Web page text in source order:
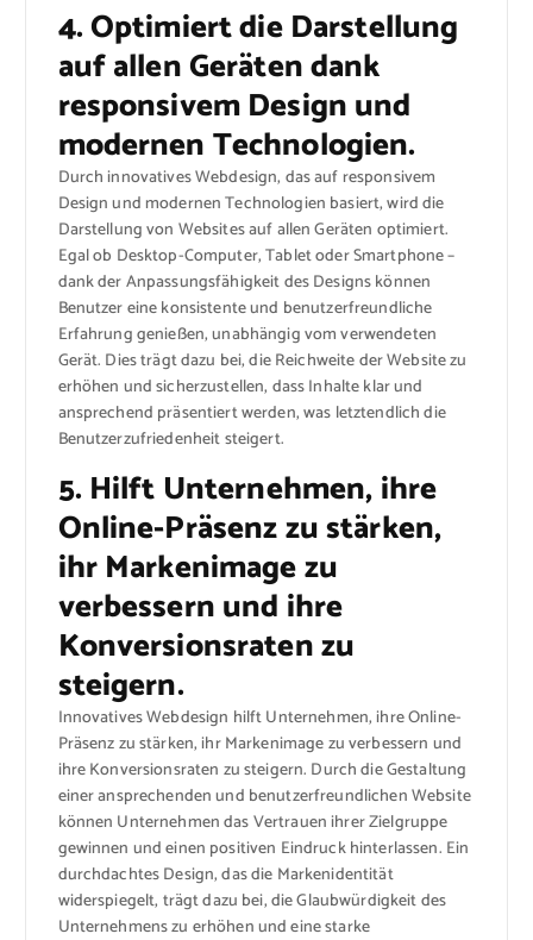
4. Optimiert die Darstellung
auf allen Geräten dank
responsivem Design und
modernen Technologien.
Durch innovatives Webdesign, das auf responsivem
Design und modernen Technologien basiert, wird die
Darstellung von Websites auf allen Geräten optimiert.
Egal ob Desktop-Computer, Tablet oder Smartphone –
dank der Anpassungsfähigkeit des Designs können
Benutzer eine konsistente und benutzerfreundliche
Erfahrung genießen, unabhängig vom verwendeten
Gerät. Dies trägt dazu bei, die Reichweite der Website zu
erhöhen und sicherzustellen, dass Inhalte klar und
ansprechend präsentiert werden, was letztendlich die
Benutzerzufriedenheit steigert.
5. Hilft Unternehmen, ihre
Online-Präsenz zu stärken,
ihr Markenimage zu
verbessern und ihre
Konversionsraten zu
steigern.
Innovatives Webdesign hilft Unternehmen, ihre Online-
Präsenz zu stärken, ihr Markenimage zu verbessern und
ihre Konversionsraten zu steigern. Durch die Gestaltung
einer ansprechenden und benutzerfreundlichen Website
können Unternehmen das Vertrauen ihrer Zielgruppe
gewinnen und einen positiven Eindruck hinterlassen. Ein
durchdachtes Design, das die Markenidentität
widerspiegelt, trägt dazu bei, die Glaubwürdigkeit des
Unternehmens zu erhöhen und eine starke